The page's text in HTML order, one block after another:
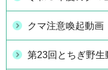
クマ注意喚起動画
第23回とちぎ野